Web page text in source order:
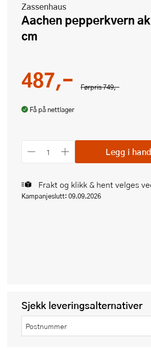
Zassenhaus
Aachen pepperkvern akryl 18
cm
Førpris749,-
487,-
Få på nettlager
Legg i
Frakt og klikk & hent velges
Kampanjeslutt: 09.09.2026
Sjekk leveringsalternativer